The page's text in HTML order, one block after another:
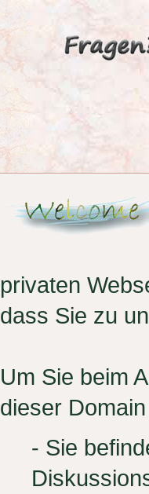
privaten
dass Sie zu
Um Sie beim
dieser
- Sie